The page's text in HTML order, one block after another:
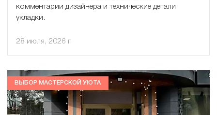
комментарии дизайнера и технические детали
укладки.
28 июля, 2026 г.
ВЫБОР МАСТЕРСКОЙ УЮТА